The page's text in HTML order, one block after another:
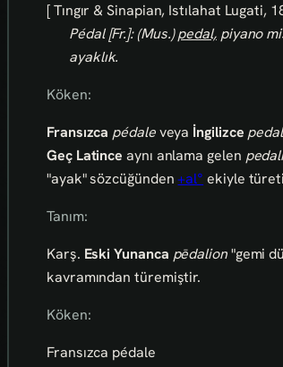
[ Tıngır & Sinapian, Istılahat Lugati,
Pédal [Fr.]: (Mus.)pedal,piyano
ayaklık.
Köken:
Fransızca pédaleveya İngilizce pedal
Geç Latince aynı anlama gelen
"ayak" sözcüğünden+al° ekiyle
Tanım:
Karş. Eski Yunanca pēdalion"gemi
kavramından türemiştir.
Köken:
Fransızca pédale